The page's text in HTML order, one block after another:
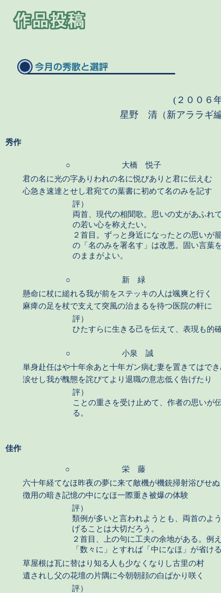
(２００６
星野 清（新アララギ
秀作
○
大橋 悦子
君の名に光の字ありわれの名に悦びありと君に伝えむ
心急き速達とせし君宛ての葉書に初めて名のみを記す
評）
両首、現代の相聞歌。思いの丈があふれ
の若い心を称えたい。
２首目。ずっと身近になったとの思いが
の「名のみを署名す」は改悪。固い言葉
のままがよい。
○
新 緑
懸命に杖に縋れる我が前をステッキの人は颯爽と行く
麻痺の足を杖で支えて突風の治まるを待つ医院の軒に
評）
ひたすらに生きる己を伝えて、表現も的
○
小泉 誠
単身赴任はや十年余あと十年ガン病む妻を置きてはで
涙せし我が醜態を詫びてより退職の意志低く告げたり
評）
ことの重さを受け止めて、作者の思いが
る。
佳作
○
栄 藤
六十年経てなほ昨夜の夢に来て敵機が機銃掃射浴びせぬ
徴用の暗き記憶の中になほ一際重き被爆の体験
評）
類例が多いと言われようとも、両首のよ
げることは大切だろう。
２首目、上の句に工夫の余地がある。例
「数々に」とすれば「中になほ」が省け
草屋根は瓦に替はり知る人も少なくなりし古里の村
遺されし父の花壇の片隅に今朝朝顔の白ばかり咲く
評）